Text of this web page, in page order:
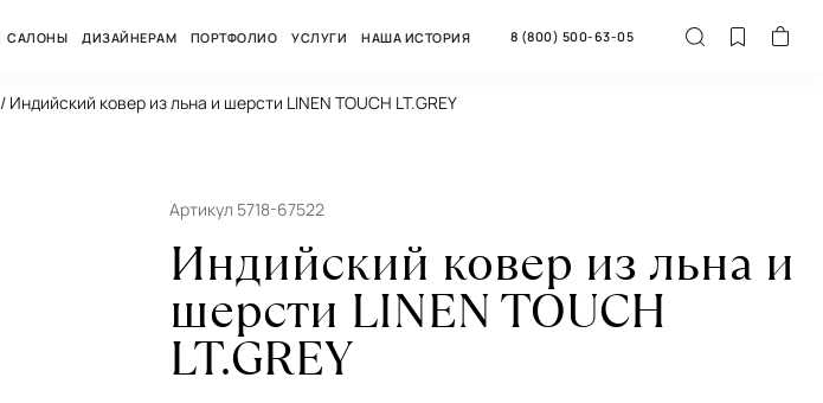
САЛОНЫ ДИЗАЙНЕРАМ ПОРТФОЛИО УСЛУГИ НАША ИСТОРИЯ 8 (800) 500-63-05
/ Индийский ковер из льна и шерсти LINEN TOUCH LT.GREY
Артикул 5718-67522
Индийский ковер из льна и
шерсти LINEN TOUCH
LT.GREY